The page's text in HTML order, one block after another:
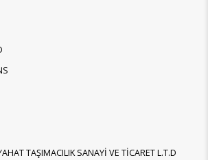
TAŞIMACILIK SANAYİ VE TİCARET L.T.D